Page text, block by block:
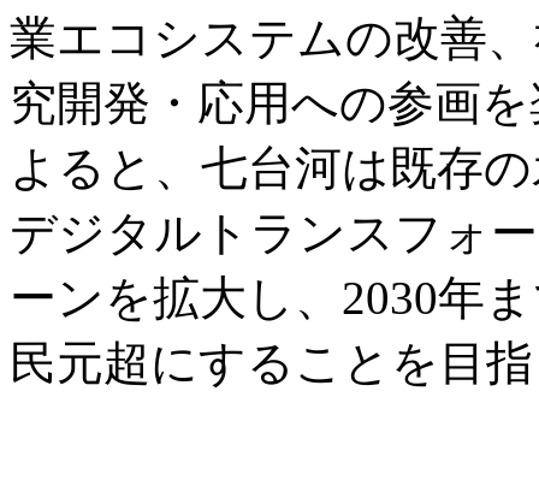
業エコシステムの改善
究開発・応用への参画
よると、七台河は既存
デジタルトランスフォ
ーンを拡大し、2030年
民元超にすることを目